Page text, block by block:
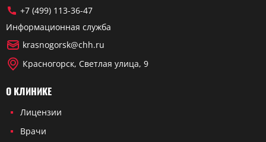
+7 (499) 113-36-47
Информационная служба
krasnogorsk@chh.ru
Красногорск, Светлая улица, 9
О КЛИНИКЕ
Лицензии
Врачи